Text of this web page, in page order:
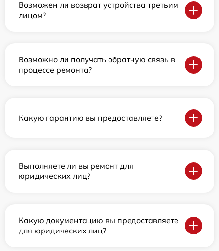
Возможен ли возврат устройства третьим
лицом?
Возможно ли получать обратную связь в
процессе ремонта?
Какую гарантию вы предоставляете?
Выполняете ли вы ремонт для
юридических лиц?
Какую документацию вы предоставляете
для юридических лиц?